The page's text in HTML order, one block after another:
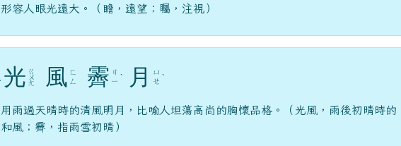
形容人眼光遠大。（瞻，遠望；矚，注視）
光 ㄍ
ㄨ
ㄤ 風 ㄈ
ㄥ
霽 ㄐ
ㄧ ˋ 月
ㄩ
ㄝ ˋ
用雨過天晴時的清風明月，比喻人坦蕩高尚的胸懷品格。（光風，雨後初晴時的
和風；霽，指雨雪初晴）